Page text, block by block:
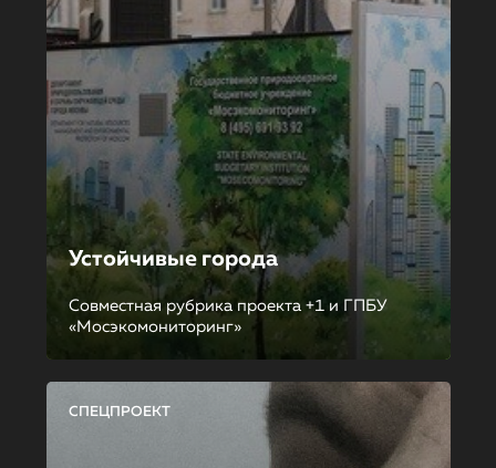
Устойчивые города
Совместная рубрика проекта +1 и ГПБУ
«Мосэкомониторинг»
СПЕЦПРОЕКТ